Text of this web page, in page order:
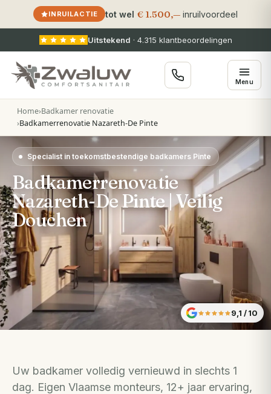
INRUILACTIE tot wel € 1.500,— inruilvoordeel
Uitstekend · 4.315 klantbeoordelingen
Menu
Home›Badkamer renovatie
›Badkamerrenovatie Nazareth-De Pinte
Specialist in toekomstbestendige badkamers Pinte
Badkamerrenovatie
Nazareth-De Pinte | Veilig
Douchen
9,1 / 10
Uw badkamer volledig vernieuwd in slechts 1
dag. Eigen Vlaamse monteurs, 12+ jaar ervaring,